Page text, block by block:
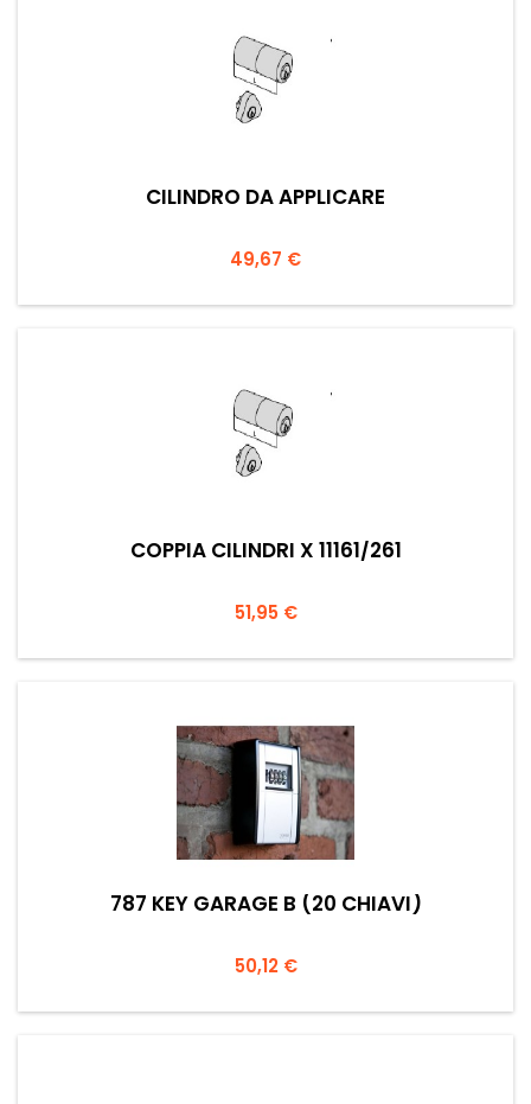
CILINDRO DA APPLICARE
Prezzo
49,67 €
COPPIA CILINDRI X 11161/261
Prezzo
51,95 €
787 KEY GARAGE B (20 CHIAVI)
Prezzo
50,12 €